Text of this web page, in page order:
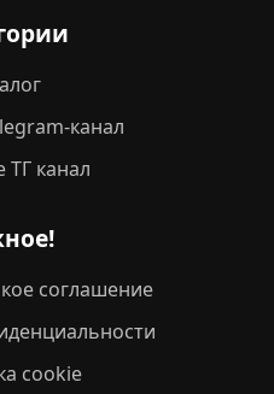
канал
ТГ канал
соглашение
cookie